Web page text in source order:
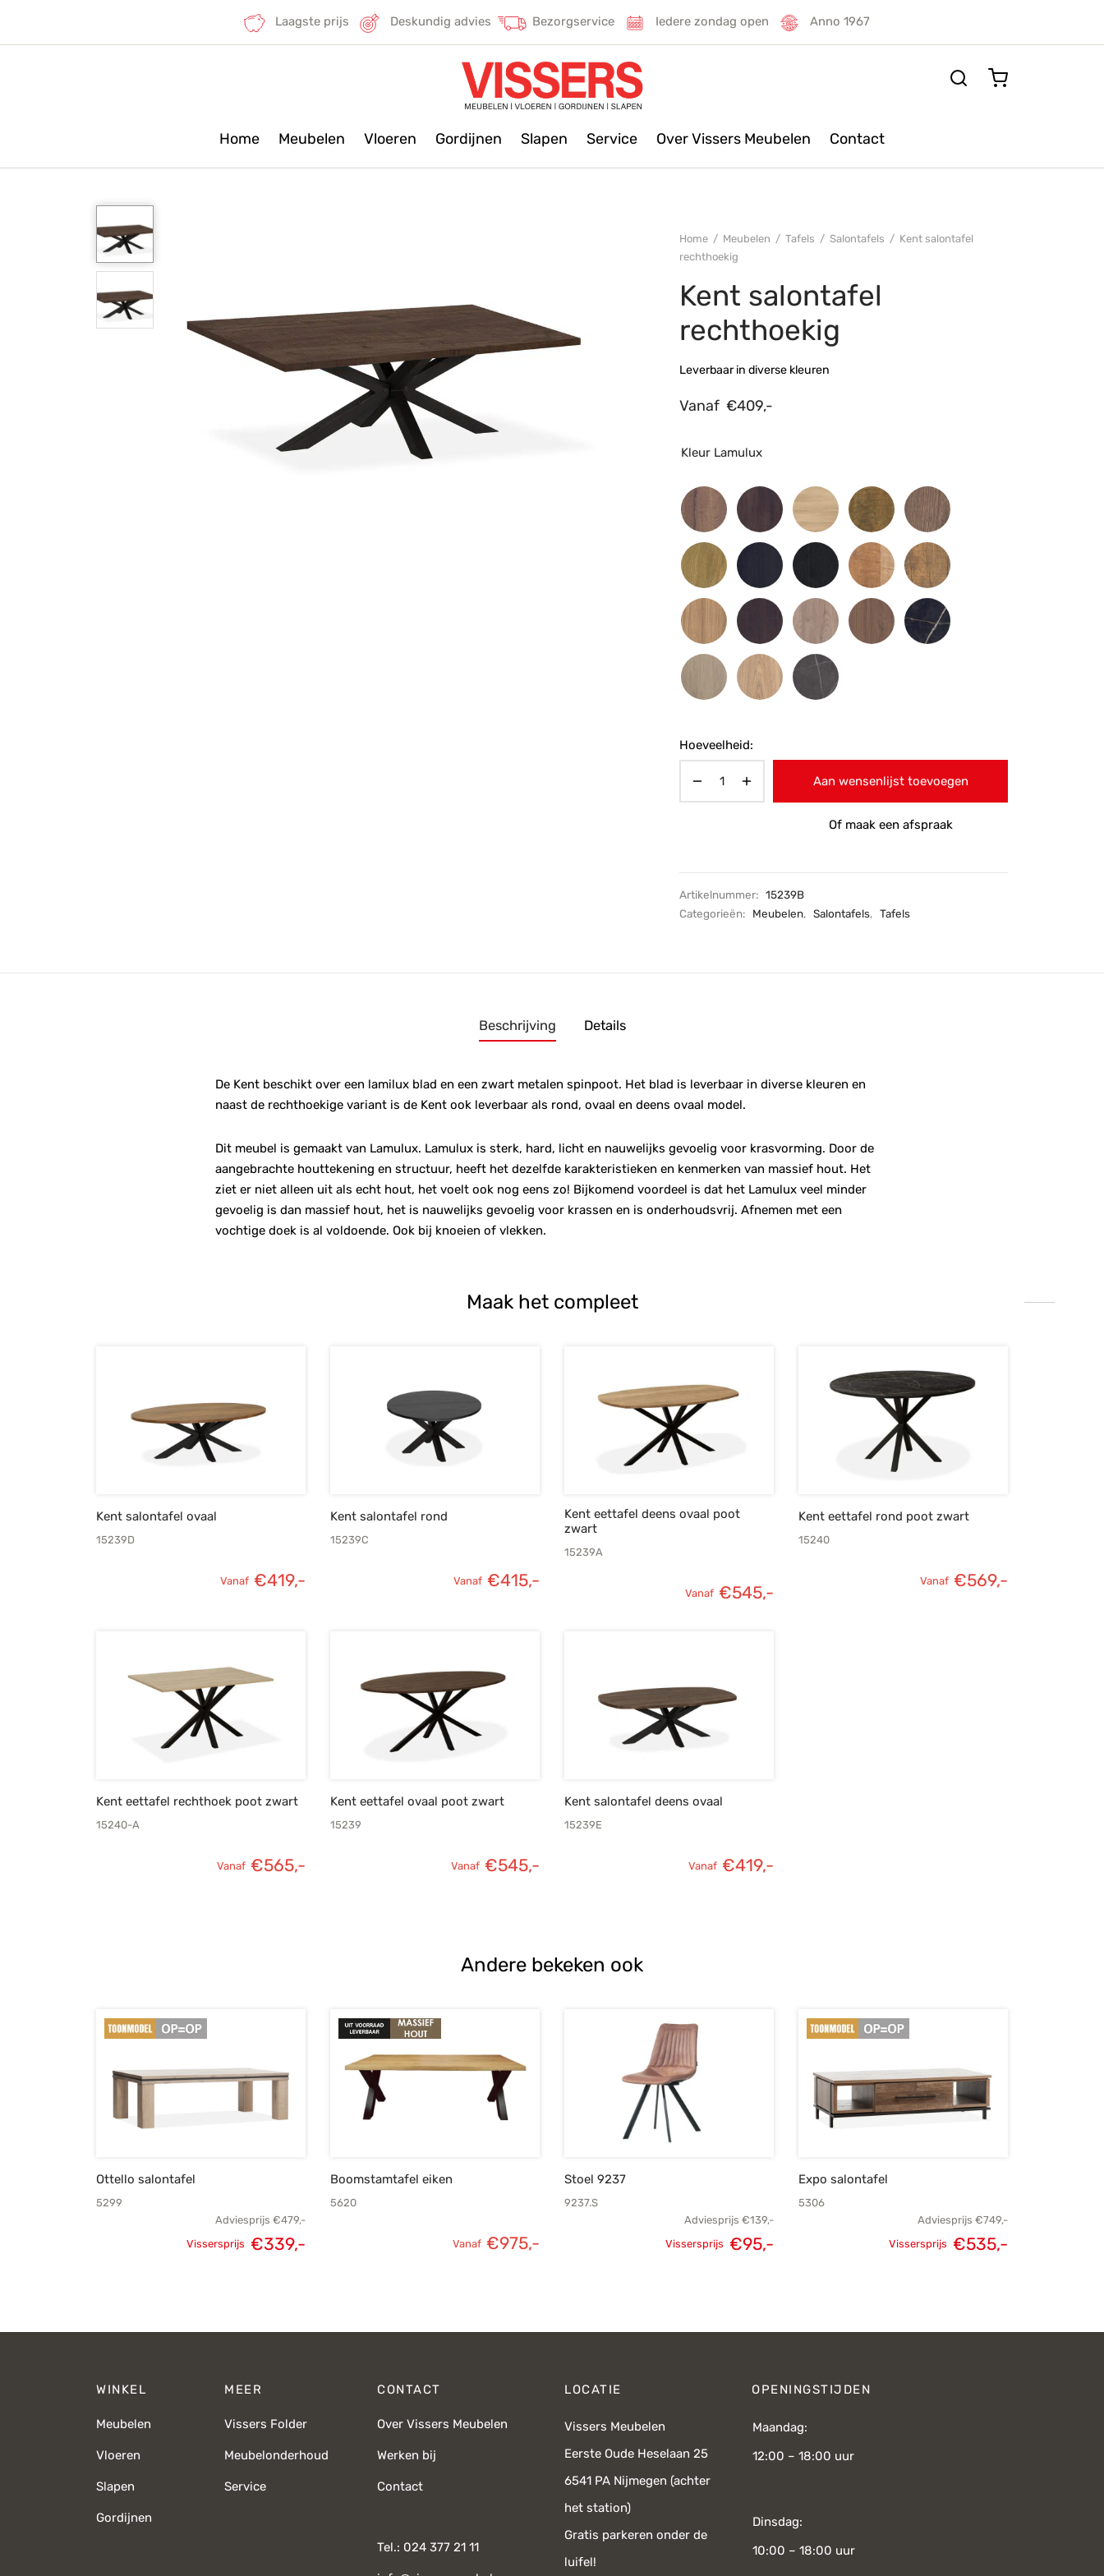
Laagste prijs Deskundig advies Bezorgservice Iedere zondag open Anno 1967
Home Meubelen Vloeren Gordijnen Slapen Service Over Vissers Meubelen Contact
Home / Meubelen / Tafels / Salontafels / Kent salontafel
rechthoekig
Kent salontafel
rechthoekig
Leverbaar in diverse kleuren
Vanaf €409,-
Kleur Lamulux
Hoeveelheid:
Aan wensenlijst toevoegen
Of maak een afspraak
Artikelnummer: 15239B
Categorieën:
Meubelen, Salontafels, Tafels
Beschrijving Details
De Kent beschikt over een lamilux blad en een zwart metalen spinpoot. Het blad is leverbaar in diverse kleuren en
naast de rechthoekige variant is de Kent ook leverbaar als rond, ovaal en deens ovaal model.
Dit meubel is gemaakt van Lamulux. Lamulux is sterk, hard, licht en nauwelijks gevoelig voor krasvorming. Door de
aangebrachte houttekening en structuur, heeft het dezelfde karakteristieken en kenmerken van massief hout. Het
ziet er niet alleen uit als echt hout, het voelt ook nog eens zo! Bijkomend voordeel is dat het Lamulux veel minder
gevoelig is dan massief hout, het is nauwelijks gevoelig voor krassen en is onderhoudsvrij. Afnemen met een
vochtige doek is al voldoende. Ook bij knoeien of vlekken.
Maak het compleet
Kent salontafel ovaal
15239D
Vanaf €419,-
Kent salontafel rond
15239C
Vanaf €415,-
Kent eettafel deens ovaal poot
zwart
15239A
Vanaf €545,-
Kent eettafel rond poot zwart
15240
Vanaf €569,-
Kent eettafel rechthoek poot zwart
15240-A
Vanaf €565,-
Kent eettafel ovaal poot zwart
15239
Vanaf €545,-
Kent salontafel deens ovaal
15239E
Vanaf €419,-
Andere bekeken ook
Ottello salontafel
5299
Adviesprijs €479,-
Vissersprijs €339,-
Boomstamtafel eiken
5620
Vanaf €975,-
Stoel 9237
9237.S
Adviesprijs €139,-
Oorspronkelijke
Vissersprijs €95,-
Expo salontafel
5306
Adviesprijs €749,-
Vissersprijs €535,-
WINKEL
Meubelen
Vloeren
Slapen
Gordijnen
MEER
Vissers Folder
Meubelonderhoud
Service
CONTACT
Over Vissers Meubelen
Werken bij
Contact
Tel.: 024 377 21 11
LOCATIE
Vissers Meubelen
Eerste Oude Heselaan 25
6541 PA Nijmegen (achter
het station)
Gratis parkeren onder de
luifel!
OPENINGSTIJDEN
Maandag:
12:00 – 18:00 uur
Dinsdag:
10:00 – 18:00 uur